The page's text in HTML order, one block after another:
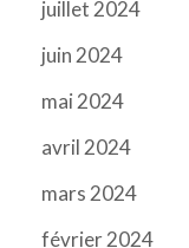
juillet 2024
juin 2024
mai 2024
avril 2024
mars 2024
février 2024